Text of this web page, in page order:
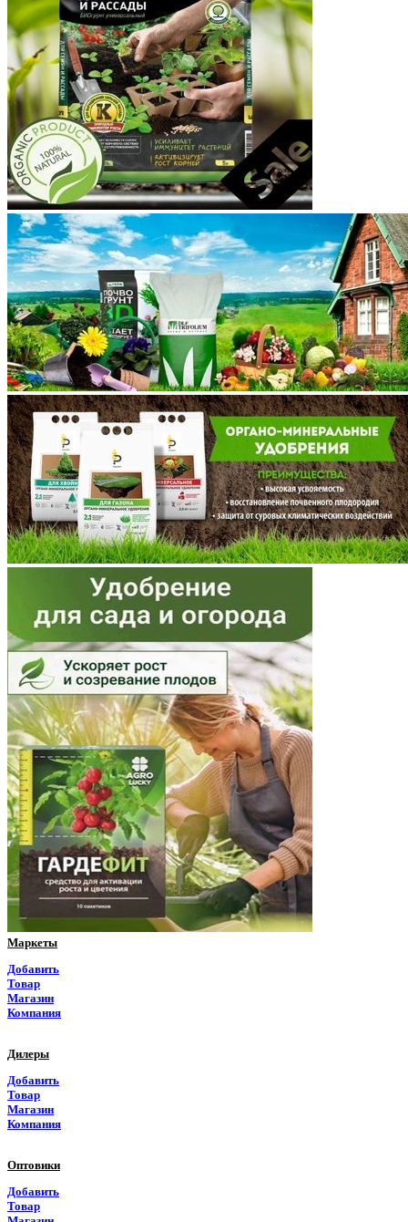
Корякский округ
Костромская область
Краснодарский край
Красноярский край
Крым
Курганская область
Курская область
Ленинградская область
Липецкая область
Магаданская область
Марий Эл
Мордовия
Московская область
Мурманская область
Ненецкий АО
Нижегородская область
Новгородская область
Новосибирская область
Омская область
Оренбургская область
Орловская область
Пензенская область
Пермский край
Приморский край
Псковская область
Ростовская область
Маркеты
Добавить
Товар
Магазин
Компания
Дилеры
Добавить
Товар
Магазин
Компания
Оптовики
Добавить
Товар